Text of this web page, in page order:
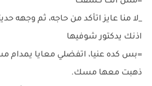
_لا منا عايز اتأكد من حاجه، ثم وجهه
اذنك يدكتور شوفيها
=بس كده عنيا، اتفضلي معايا يمدام
ذهبت معها مسك.